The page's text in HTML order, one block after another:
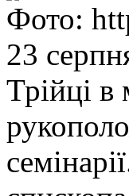
Фото:
23
Трійці